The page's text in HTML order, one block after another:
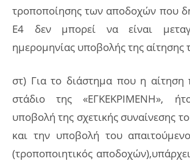
τροποποίησης των αποδοχών που
Ε4 δεν μπορεί να είναι
ημερομηνίας υποβολής της αίτησης
στ) Για το διάστημα που η αίτηση
στάδιο της «ΕΓΚΕΚΡΙΜΕΝΗ»,
υποβολή της σχετικής συναίνεσης
και την υποβολή του
(τροποποιητικός